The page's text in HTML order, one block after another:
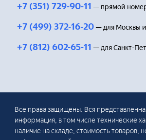
+7 (351) 729-90-11 — прямой
+7 (499) 372-16-20 — для Москвы
+7 (812) 602-65-11 — для Санкт-
Все права защищены. Вся
информация, в том числе технические
наличие на складе, стоимость товаров,